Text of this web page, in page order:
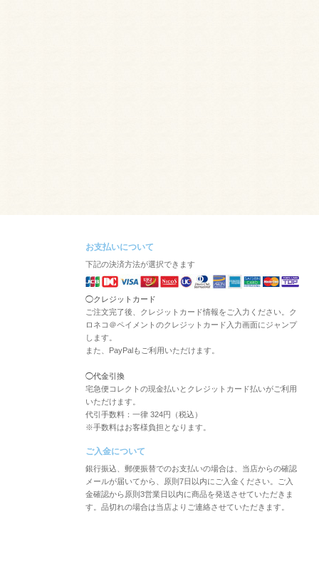
お支払いについて
下記の決済方法が選択できます
◯クレジットカード
ご注文完了後、クレジットカード情報をご入力ください。ク
ロネコ＠ペイメントのクレジットカード入力画面にジャンプ
します。
また、PayPalもご利用いただけます。
◯代金引換
宅急便コレクトの現金払いとクレジットカード払いがご利用
いただけます。
代引手数料：一律 324円（税込）
※手数料はお客様負担となります。
ご入金について
銀行振込、郵便振替でのお支払いの場合は、当店からの確認
メールが届いてから、原則7日以内にご入金ください。ご入
金確認から原則3営業日以内に商品を発送させていただきま
す。品切れの場合は当店よりご連絡させていただきます。